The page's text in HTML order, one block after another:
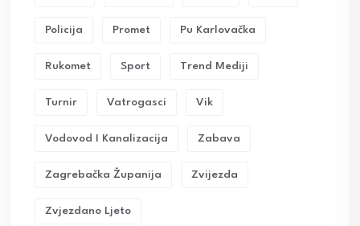
Policija Promet Pu Karlovačka
Rukomet Sport Trend Mediji
Turnir Vatrogasci Vik
Vodovod I Kanalizacija Zabava
Zagrebačka Županija Zvijezda
Zvjezdano Ljeto